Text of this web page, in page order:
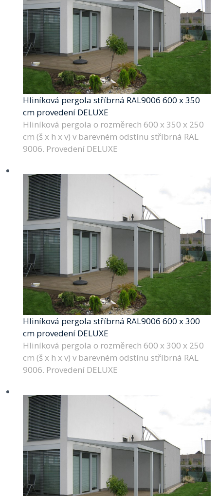
Hliníková pergola stříbrná RAL9006 600 x 350
cm provedení DELUXE
Hliníková pergola o rozměrech 600 x 350 x 250
cm (š x h x v) v barevném odstínu stříbrná RAL
9006. Provedení DELUXE
Hliníková pergola stříbrná RAL9006 600 x 300
cm provedení DELUXE
Hliníková pergola o rozměrech 600 x 300 x 250
cm (š x h x v) v barevném odstínu stříbrná RAL
9006. Provedení DELUXE